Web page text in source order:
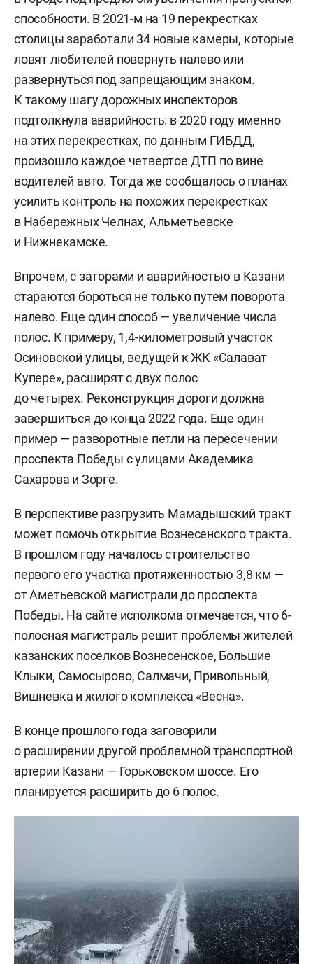
способности. В 2021-м на 19 перекрестках
столицы заработали 34 новые камеры, которые
ловят любителей повернуть налево или
развернуться под запрещающим знаком.
К такому шагу дорожных инспекторов
подтолкнула аварийность: в 2020 году именно
на этих перекрестках, по данным ГИБДД,
произошло каждое четвертое ДТП по вине
водителей авто. Тогда же сообщалось о планах
усилить контроль на похожих перекрестках
в Набережных Челнах, Альметьевске
и Нижнекамске.
Впрочем, с заторами и аварийностью в Казани
стараются бороться не только путем поворота
налево. Еще один способ — увеличение числа
полос. К примеру, 1,4-километровый участок
Осиновской улицы, ведущей к ЖК «Салават
Купере», расширят с двух полос
до четырех. Реконструкция дороги должна
завершиться до конца 2022 года. Еще один
пример — разворотные петли на пересечении
проспекта Победы с улицами Академика
Сахарова и Зорге.
В перспективе разгрузить Мамадышский тракт
может помочь открытие Вознесенского тракта.
В прошлом году началосьстроительство
первого его участка протяженностью 3,8 км —
от Аметьевской магистрали до проспекта
Победы. На сайте исполкома отмечается, что 6-
полосная магистраль решит проблемы жителей
казанских поселков Вознесенское, Большие
Клыки, Самосырово, Салмачи, Привольный,
Вишневка и жилого комплекса «Весна».
В конце прошлого года заговорили
о расширении другой проблемной транспортной
артерии Казани — Горьковском шоссе. Его
планируется расширить до 6 полос.